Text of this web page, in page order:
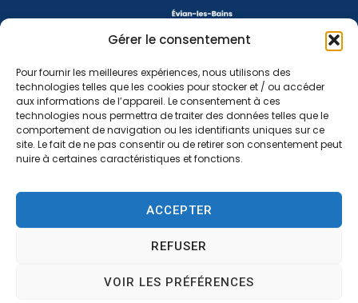
Gérer le consentement
Pour fournir les meilleures expériences, nous utilisons des
technologies telles que les cookies pour stocker et / ou accéder
aux informations de l’appareil. Le consentement à ces
technologies nous permettra de traiter des données telles que le
comportement de navigation ou les identifiants uniques sur ce
site. Le fait de ne pas consentir ou de retirer son consentement peut
nuire à certaines caractéristiques et fonctions.
ACCEPTER
REFUSER
VOIR LES PRÉFÉRENCES
Confidentialité